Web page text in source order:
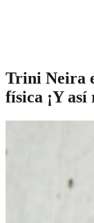
Trini Neira
física ¡Y así